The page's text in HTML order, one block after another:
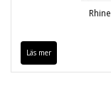
Läs mer